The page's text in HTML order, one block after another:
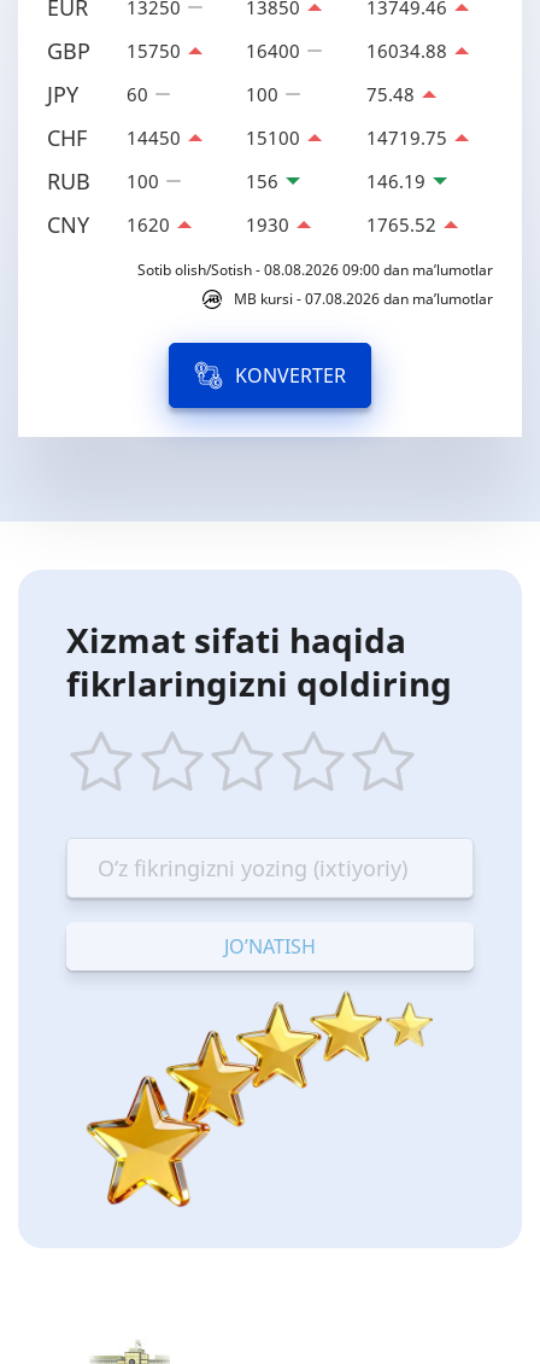
EUR 13250 13850 13749.46
GBP 15750 16400 16034.88
JPY 60 100 75.48
CHF 14450 15100 14719.75
RUB 100 156 146.19
CNY 1620 1930 1765.52
Sotib olish/Sotish - 08.08.2026 09:00 dan ma’lumotlar
MB kursi - 07.08.2026 dan ma’lumotlar
KONVERTER
Xizmat sifati haqida
fikrlaringizni qoldiring
star
Terrible
stars
—
Bad
stars
—
OK
stars
—
Good
stars
—
Excellent